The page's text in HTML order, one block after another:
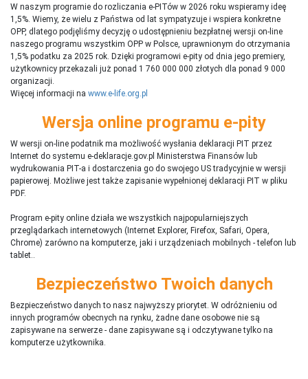
W naszym programie do rozliczania e-PITów w 2026 roku wspieramy ideę
1,5%. Wiemy, że wielu z Państwa od lat sympatyzuje i wspiera konkretne
OPP, dlatego podjęliśmy decyzję o udostępnieniu bezpłatnej wersji on-line
naszego programu wszystkim OPP w Polsce, uprawnionym do otrzymania
1,5% podatku za 2025 rok. Dzięki programowi e-pity od dnia jego premiery,
użytkownicy przekazali już ponad 1 760 000 000 złotych dla ponad 9 000
organizacji.
Więcej informacji na www.e-life.org.pl
Wersja online programu e-pity
W wersji on-line podatnik ma możliwość wysłania deklaracji PIT przez
Internet do systemu e-deklaracje.gov.pl Ministerstwa Finansów lub
wydrukowania PIT-a i dostarczenia go do swojego US tradycyjnie w wersji
papierowej. Możliwe jest także zapisanie wypełnionej deklaracji PIT w pliku
PDF.
Program e-pity online działa we wszystkich najpopularniejszych
przeglądarkach internetowych (Internet Explorer, Firefox, Safari, Opera,
Chrome) zarówno na komputerze, jaki i urządzeniach mobilnych - telefon lub
tablet..
Bezpieczeństwo Twoich danych
Bezpieczeństwo danych to nasz najwyższy priorytet. W odróżnieniu od
innych programów obecnych na rynku, żadne dane osobowe nie są
zapisywane na serwerze - dane zapisywane są i odczytywane tylko na
komputerze użytkownika.